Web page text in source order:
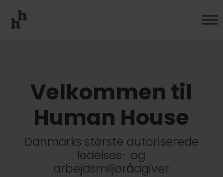
Velkommen til
Human House
Danmarks største autoriserede
ledelses- og
arbejdsmiljørådgiver